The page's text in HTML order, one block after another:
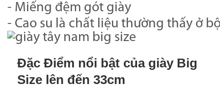
- Miếng đệm gót giày
- Cao su là chất liệu thường thấy ở
Đặc Điểm nổi bật của giày Big
Size lên đến 33cm